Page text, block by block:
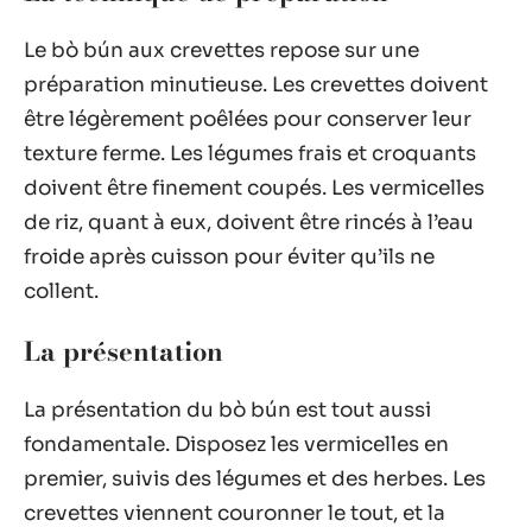
Le bò bún aux crevettes repose sur une
préparation minutieuse. Les crevettes doivent
être légèrement poêlées pour conserver leur
texture ferme. Les légumes frais et croquants
doivent être finement coupés. Les vermicelles
de riz, quant à eux, doivent être rincés à l’eau
froide après cuisson pour éviter qu’ils ne
collent.
La présentation
La présentation du bò bún est tout aussi
fondamentale. Disposez les vermicelles en
premier, suivis des légumes et des herbes. Les
crevettes viennent couronner le tout, et la